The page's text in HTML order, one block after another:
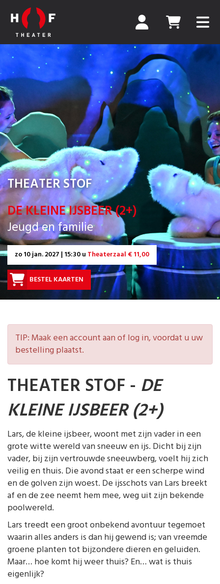
THEATER STOF
DE KLEINE IJSBEER (2+)
Jeugd en familie
zo10 jan. 2027 | 15:30 u Theaterzaal € 11,00
BESTEL KAARTEN
TIP: Maak een account aan of log in, voordat u uw
bestelling plaatst.
THEATER STOF - DE
KLEINE IJSBEER (2+)
Lars, de kleine ijsbeer, woont met zijn vader in een
grote witte wereld van sneeuw en ijs. Dicht bij zijn
vader, bij zijn vertrouwde sneeuwberg, voelt hij zich
veilig en thuis. Die avond staat er een scherpe wind
en de golven zijn woest. De ijsschots van Lars breekt
af en de zee neemt hem mee, weg uit zijn bekende
poolwereld.
Lars treedt een groot onbekend avontuur tegemoet
waarin alles anders is dan hij gewend is; van vreemde
groene planten tot bijzondere dieren en geluiden.
Maar… hoe komt hij weer thuis? En… wat is thuis
eigenlijk?